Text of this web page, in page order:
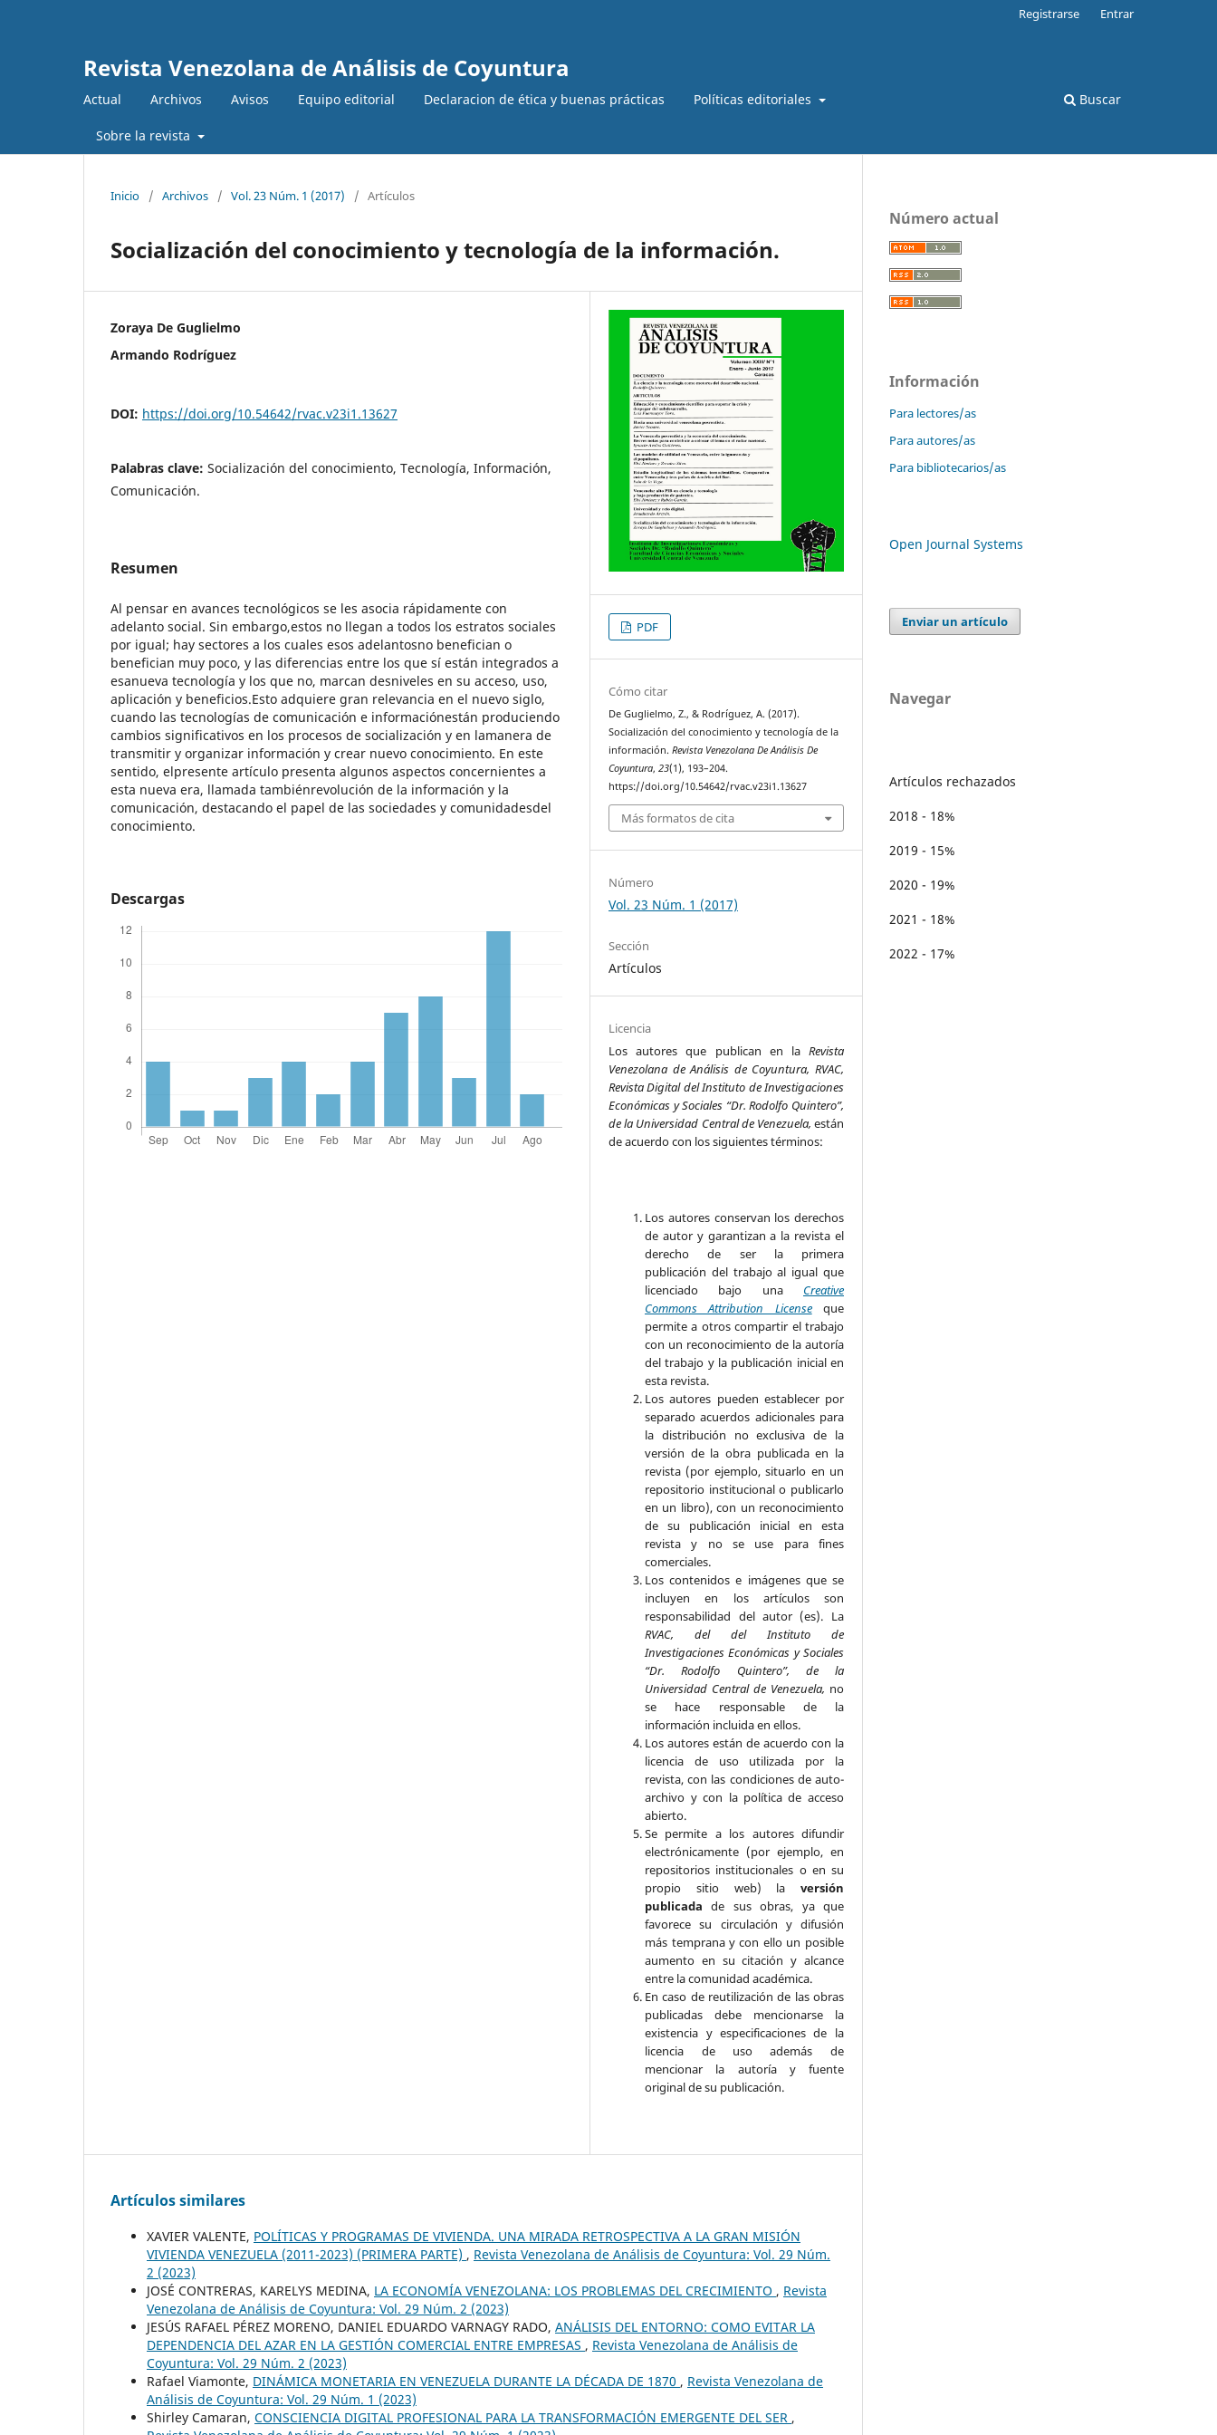
Revista Venezolana de Análisis de Coyuntura
Actual Archivos Avisos Equipo editorial Declaracion de ética y buenas prácticas Políticas editoriales
Sobre la revista
Buscar
Registrarse Entrar
Inicio / Archivos / Vol. 23 Núm. 1 (2017) / Artículos
Socialización del conocimiento y tecnología de la información.
Zoraya De Guglielmo
Armando Rodríguez
DOI: https://doi.org/10.54642/rvac.v23i1.13627
Palabras clave: Socialización del conocimiento, Tecnología, Información,
Comunicación.
Resumen
Al pensar en avances tecnológicos se les asocia rápidamente con
adelanto social. Sin embargo,estos no llegan a todos los estratos sociales
por igual; hay sectores a los cuales esos adelantosno benefician o
benefician muy poco, y las diferencias entre los que sí están integrados a
esanueva tecnología y los que no, marcan desniveles en su acceso, uso,
aplicación y beneficios.Esto adquiere gran relevancia en el nuevo siglo,
cuando las tecnologías de comunicación e informaciónestán produciendo
cambios significativos en los procesos de socialización y en lamanera de
transmitir y organizar información y crear nuevo conocimiento. En este
sentido, elpresente artículo presenta algunos aspectos concernientes a
esta nueva era, llamada tambiénrevolución de la información y la
comunicación, destacando el papel de las sociedades y comunidadesdel
conocimiento.
Descargas
PDF
Cómo citar
De Guglielmo, Z., & Rodríguez, A. (2017).
Socialización del conocimiento y tecnología de la
información.Revista Venezolana De Análisis De
Coyuntura,23(1), 193–204.
https://doi.org/10.54642/rvac.v23i1.13627
Más formatos de cita
Número
Vol. 23 Núm. 1 (2017)
Sección
Artículos
Licencia
Los autores que publican en la Revista
Venezolana de Análisis de Coyuntura, RVAC,
Revista Digital del Instituto de Investigaciones
Económicas y Sociales “Dr. Rodolfo Quintero”,
de la Universidad Central de Venezuela, están
de acuerdo con los siguientes términos:
Los autores conservan los derechos
de autor y garantizan a la revista el
derecho de ser la primera
publicación del trabajo al igual que
licenciado bajo una Creative
Commons Attribution Licenseque
permite a otros compartir el trabajo
con un reconocimiento de la autoría
del trabajo y la publicación inicial en
esta revista.
Los autores pueden establecer por
separado acuerdos adicionales para
la distribución no exclusiva de la
versión de la obra publicada en la
revista (por ejemplo, situarlo en un
repositorio institucional o publicarlo
en un libro), con un reconocimiento
de su publicación inicial en esta
revista y no se use para fines
comerciales.
Los contenidos e imágenes que se
incluyen en los artículos son
responsabilidad del autor (es). La
RVAC, del del Instituto de
Investigaciones Económicas y Sociales
“Dr. Rodolfo Quintero”, de la
Universidad Central de Venezuela, no
se hace responsable de la
información incluida en ellos.
Los autores están de acuerdo con la
licencia de uso utilizada por la
revista, con las condiciones de auto-
archivo y con la política de acceso
abierto.
Se permite a los autores difundir
electrónicamente (por ejemplo, en
repositorios institucionales o en su
propio sitio web) la versión
publicada de sus obras, ya que
favorece su circulación y difusión
más temprana y con ello un posible
aumento en su citación y alcance
entre la comunidad académica.
En caso de reutilización de las obras
publicadas debe mencionarse la
existencia y especificaciones de la
licencia de uso además de
mencionar la autoría y fuente
original de su publicación.
Artículos similares
XAVIER VALENTE, POLÍTICAS Y PROGRAMAS DE VIVIENDA. UNA MIRADA RETROSPECTIVA A LA GRAN MISIÓN
VIVIENDA VENEZUELA (2011-2023) (PRIMERA PARTE) , Revista Venezolana de Análisis de Coyuntura: Vol. 29 Núm.
2 (2023)
JOSÉ CONTRERAS, KARELYS MEDINA, LA ECONOMÍA VENEZOLANA: LOS PROBLEMAS DEL CRECIMIENTO , Revista
Venezolana de Análisis de Coyuntura: Vol. 29 Núm. 2 (2023)
JESÚS RAFAEL PÉREZ MORENO, DANIEL EDUARDO VARNAGY RADO, ANÁLISIS DEL ENTORNO: COMO EVITAR LA
DEPENDENCIA DEL AZAR EN LA GESTIÓN COMERCIAL ENTRE EMPRESAS , Revista Venezolana de Análisis de
Coyuntura: Vol. 29 Núm. 2 (2023)
Rafael Viamonte, DINÁMICA MONETARIA EN VENEZUELA DURANTE LA DÉCADA DE 1870 , Revista Venezolana de
Análisis de Coyuntura: Vol. 29 Núm. 1 (2023)
Shirley Camaran, CONSCIENCIA DIGITAL PROFESIONAL PARA LA TRANSFORMACIÓN EMERGENTE DEL SER ,
Número actual
Información
Para lectores/as
Para autores/as
Para bibliotecarios/as
Open Journal Systems
Enviar un artículo
Navegar
Artículos rechazados
2018 - 18%
2019 - 15%
2020 - 19%
2021 - 18%
2022 - 17%